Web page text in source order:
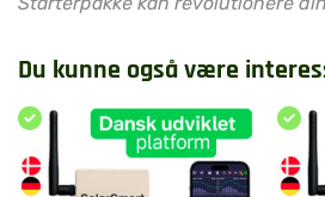
Du kunne også være